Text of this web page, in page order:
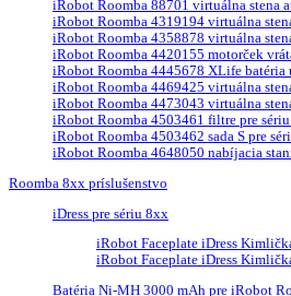
iRobot Roomba 88701 virtuálna stena
iRobot Roomba 4319194 virtuálna
iRobot Roomba 4358878 virtuálna
iRobot Roomba 4420155 motorček
iRobot Roomba 4445678 XLife batéria
iRobot Roomba 4469425 virtuálna
iRobot Roomba 4473043 virtuálna
iRobot Roomba 4503461 filtre pre
iRobot Roomba 4503462 sada S pre
iRobot Roomba 4648050 nabíjacia
Roomba 8xx príslušenstvo
iDress pre sériu 8xx
iRobot Faceplate iDress
iRobot Faceplate iDress
Batéria Ni-MH 3000 mAh pre iRobot